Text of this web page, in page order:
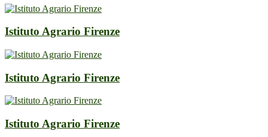
Istituto Agrario Firenze
Istituto Agrario Firenze
Istituto Agrario Firenze